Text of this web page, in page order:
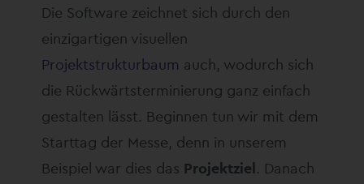
Die Software zeichnet sich durch den
einzigartigen visuellen
Projektstrukturbaum auch, wodurch sich
die Rückwärtsterminierung ganz einfach
gestalten lässt. Beginnen tun wir mit dem
Starttag der Messe, denn in unserem
Beispiel war dies das Projektziel. Danach